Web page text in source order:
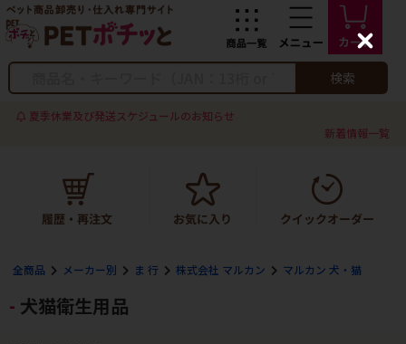
検索
夏季休業及び発送スケジュールのお知らせ
新着情報一覧
全商品 メーカー別 ま 行 株式会社 マルカン マルカン 犬・猫
犬猫衛生用品
C
l
s